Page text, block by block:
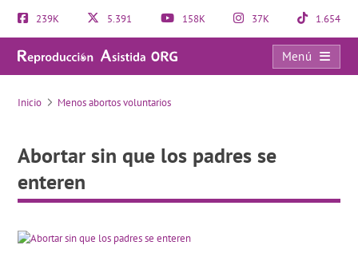
239K 5.391 158K 37K 1.654
Menú
Abortar sin que los padres se enteren
Inicio Menos abortos voluntarios
Abortar sin que los padres se
enteren